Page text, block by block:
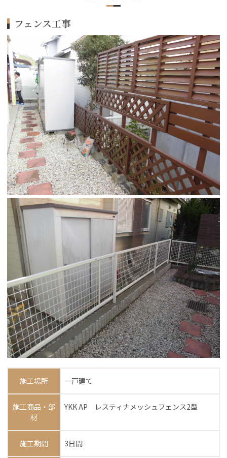
フェンス工事
施工場所 一戸建て
施工商品・部
材
YKK AP レスティナメッシュフェンス2型
施工期間 3日間